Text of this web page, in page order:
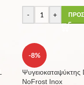
- +
-8%
NoFrost Inox